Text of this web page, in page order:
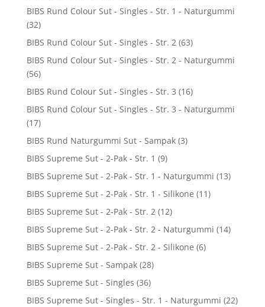
BIBS Rund Colour Sut - Singles - Str. 1 - Naturgummi
(32)
BIBS Rund Colour Sut - Singles - Str. 2 (63)
BIBS Rund Colour Sut - Singles - Str. 2 - Naturgummi
(56)
BIBS Rund Colour Sut - Singles - Str. 3 (16)
BIBS Rund Colour Sut - Singles - Str. 3 - Naturgummi
(17)
BIBS Rund Naturgummi Sut - Sampak (3)
BIBS Supreme Sut - 2-Pak - Str. 1 (9)
BIBS Supreme Sut - 2-Pak - Str. 1 - Naturgummi (13)
BIBS Supreme Sut - 2-Pak - Str. 1 - Silikone (11)
BIBS Supreme Sut - 2-Pak - Str. 2 (12)
BIBS Supreme Sut - 2-Pak - Str. 2 - Naturgummi (14)
BIBS Supreme Sut - 2-Pak - Str. 2 - Silikone (6)
BIBS Supreme Sut - Sampak (28)
BIBS Supreme Sut - Singles (36)
BIBS Supreme Sut - Singles - Str. 1 - Naturgummi (22)